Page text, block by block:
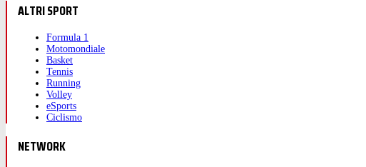
ALTRI SPORT
Formula 1
Motomondiale
Basket
Tennis
Running
Volley
eSports
Ciclismo
NETWORK